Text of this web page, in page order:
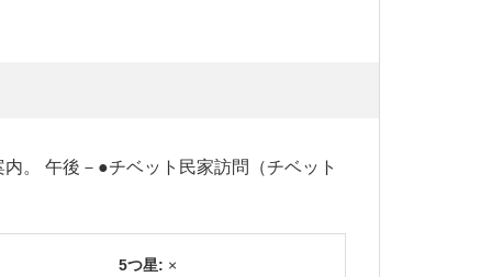
。 午後－●チベット民家訪問（チベット
5つ星: ×